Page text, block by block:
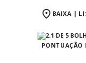
BAIXA |
PONTUAÇÃO